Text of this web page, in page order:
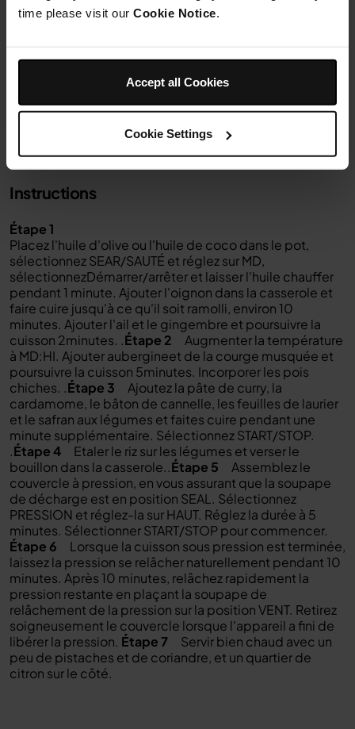
time please visit our Cookie Notice
Accept all Cookies
Cookie Settings
50g
Instructions
Étape 1
Placez l'huile d'olive ou l'huile de coco dans le pot,
sélectionnez SEAR/SAUTÉ et réglez sur MD,
sélectionnezDémarrer/arrêter et laisser l'huile chauffer
pendant 1 minute. Ajouter l'oignon dans la casserole et
faire cuire jusqu'à ce qu'il soit ramolli, environ 10
minutes. Ajouter l'ail et le gingembre et poursuivre la
cuisson 2minutes. .Étape 2
Augmenter la température
à MD:HI. Ajouteraubergineet de la courge musquée et
poursuivre la cuisson 5minutes. Incorporer les pois
chiches. .Étape 3
Ajoutez la pâte de curry, la
cardamome, le bâton de cannelle, les feuilles de laurier
et le safran aux légumes et faites cuire pendant une
minute supplémentaire. Sélectionnez START/STOP.
.Étape 4
Etaler le riz sur les légumes et verser le
bouillon dans la casserole..Étape 5
Assemblez le
couvercle à pression, en vous assurant que la soupape
de décharge est en position SEAL. Sélectionnez
PRESSION et réglez-la sur HAUT. Réglez la durée à 5
minutes. Sélectionner START/STOP pour commencer.
Étape 6
Lorsque la cuisson sous pression est terminée,
laissez la pression se relâcher naturellement pendant 10
minutes. Après 10 minutes, relâchez rapidement la
pression restante en plaçant la soupape de
relâchement de la pression sur la position VENT. Retirez
soigneusement le couvercle lorsque l'appareil a fini de
libérer la pression. Étape 7
Servir bien chaud avec un
peu de pistaches et de coriandre, et un quartier de
citron sur le côté.